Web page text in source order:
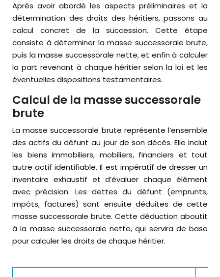
Après avoir abordé les aspects préliminaires et la
détermination des droits des héritiers, passons au
calcul concret de la succession. Cette étape
consiste à déterminer la masse successorale brute,
puis la masse successorale nette, et enfin à calculer
la part revenant à chaque héritier selon la loi et les
éventuelles dispositions testamentaires.
Calcul de la masse successorale
brute
La masse successorale brute représente l’ensemble
des actifs du défunt au jour de son décès. Elle inclut
les biens immobiliers, mobiliers, financiers et tout
autre actif identifiable. Il est impératif de dresser un
inventaire exhaustif et d’évaluer chaque élément
avec précision. Les dettes du défunt (emprunts,
impôts, factures) sont ensuite déduites de cette
masse successorale brute. Cette déduction aboutit
à la masse successorale nette, qui servira de base
pour calculer les droits de chaque héritier.